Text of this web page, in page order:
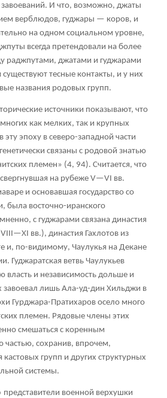
завоеваний. И что, возможно, джаты
верблюдов, гуджары — коров, и
на одном социальном уровне,
всегда претендовали на более
раджпутами, джатами и гуджарами
существуют тесные контакты, и у них
названия родовых групп.
источники показывают, что
как мелких, так и крупных
эту эпоху в северо-западной части
связаны с родовой знатью
племен» (4, 94). Считается, что
на рубеже V—VI вв.
и основавшая государство со
была восточно-иранского
с гуджарами связана династия
вв.), династия Гахлотов из
и, по-видимому, Чаулукья на Декане
Гуджаратская ветвь Чаулукьев
власть и независимость дольше и
завоевал лишь Ала-уд-дин Хильджи в
Гурджара-Пратихаров осело много
племен. Рядовые члены этих
смешаться с коренным
частью, сохранив, впрочем,
групп и других структурных
системы.
военной верхушки